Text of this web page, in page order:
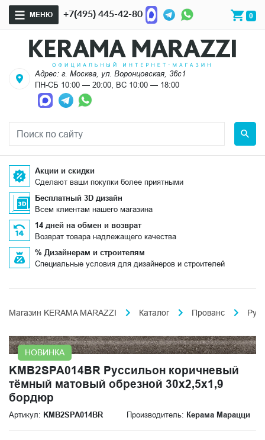
МЕНЮ +7(495) 445-42-80 0
Адрес: г. Москва, ул. Воронцовская, 36с1
ПН-СБ 10:00 — 20:00, ВС 10:00 — 18:00
Акции и скидки
Сделают ваши покупки более приятными
Бесплатный 3D дизайн
Всем клиентам нашего магазина
14 дней на обмен и возврат
Возврат товара надлежащего качества
% Дизайнерам и строителям
Специальные условия для дизайнеров и строителей
Магазин KERAMA MARAZZI Каталог Прованс
НОВИНКА
KMB2SPA014BR Руссильон коричневый
тёмный матовый обрезной 30x2,5x1,9
бордюр
Артикул: KMB2SPA014BR Производитель: Керама Марацци